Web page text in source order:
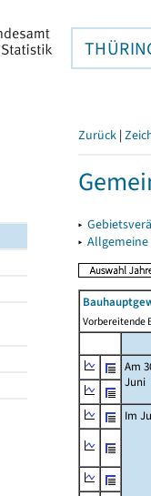
Zurück |
▸
▸
Vorbereitende
Am
Juni
Im